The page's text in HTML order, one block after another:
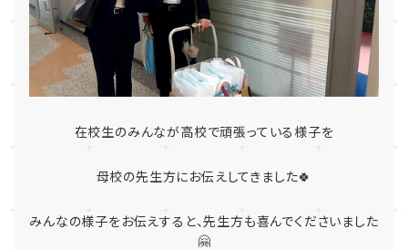
在校生のみんなが高校で頑張っている様子を
母校の先生方にお伝えしてきました🍀
みんなの様子をお伝えすると、先生方も喜んでくださいました
🤗